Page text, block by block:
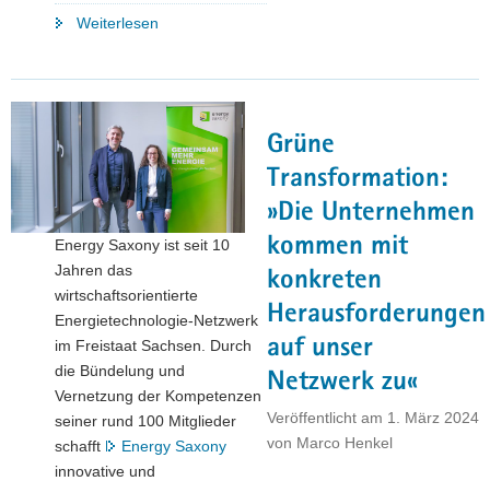
Weiterlesen
Austausch
und
Impulse
für
die
Praxis"
Grüne
Transformation:
»Die Unternehmen
kommen mit
konkreten
Herausforderungen
auf unser
Netzwerk zu«
Veröffentlicht am 1. März 2024
von Marco Henkel
Energy Saxony ist seit 10
Jahren das
wirtschaftsorientierte
Energietechnologie-Netzwerk
im Freistaat Sachsen. Durch
die Bündelung und
Vernetzung der Kompetenzen
seiner rund 100 Mitglieder
schafft
Energy Saxony
innovative und